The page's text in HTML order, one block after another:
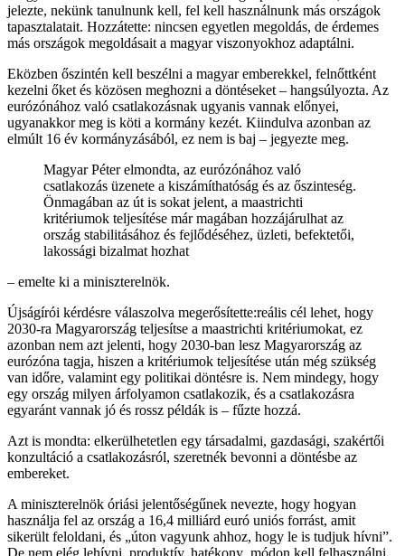
jelezte, nekünk tanulnunk kell, fel kell használnunk más országok
tapasztalatait. Hozzátette: nincsen egyetlen megoldás, de érdemes
más országok megoldásait a magyar viszonyokhoz adaptálni.
Eközben őszintén kell beszélni a magyar emberekkel, felnőttként
kezelni őket és közösen meghozni a döntéseket – hangsúlyozta. Az
eurózónához való csatlakozásnak ugyanis vannak előnyei,
ugyanakkor meg is köti a kormány kezét. Kiindulva azonban az
elmúlt 16 év kormányzásából, ez nem is baj – jegyezte meg.
Magyar Péter elmondta, az eurózónához való
csatlakozás üzenete a kiszámíthatóság és az őszinteség.
Önmagában az út is sokat jelent, a maastrichti
kritériumok teljesítése már magában hozzájárulhat az
ország stabilitásához és fejlődéséhez, üzleti, befektetői,
lakossági bizalmat hozhat
– emelte ki a miniszterelnök.
Újságírói kérdésre válaszolva megerősítette:reális cél lehet, hogy
2030-ra Magyarország teljesítse a maastrichti kritériumokat, ez
azonban nem azt jelenti, hogy 2030-ban lesz Magyarország az
eurózóna tagja, hiszen a kritériumok teljesítése után még szükség
van időre, valamint egy politikai döntésre is. Nem mindegy, hogy
egy ország milyen árfolyamon csatlakozik, és a csatlakozásra
egyaránt vannak jó és rossz példák is – fűzte hozzá.
Azt is mondta: elkerülhetetlen egy társadalmi, gazdasági, szakértői
konzultáció a csatlakozásról, szeretnék bevonni a döntésbe az
embereket.
A miniszterelnök óriási jelentőségűnek nevezte, hogy hogyan
használja fel az ország a 16,4 milliárd euró uniós forrást, amit
sikerült feloldani, és „úton vagyunk ahhoz, hogy le is tudjuk hívni”.